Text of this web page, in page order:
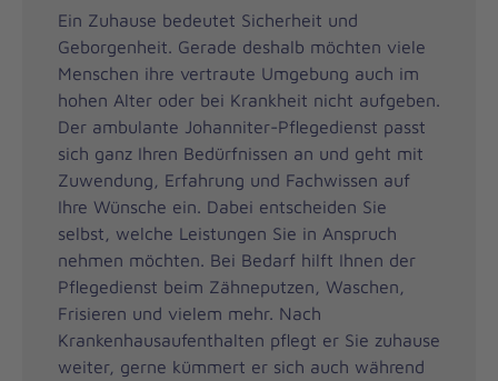
Ein Zuhause bedeutet Sicherheit und
Geborgenheit. Gerade deshalb möchten viele
Menschen ihre vertraute Umgebung auch im
hohen Alter oder bei Krankheit nicht aufgeben.
Der ambulante Johanniter-Pflegedienst passt
sich ganz Ihren Bedürfnissen an und geht mit
Zuwendung, Erfahrung und Fachwissen auf
Ihre Wünsche ein. Dabei entscheiden Sie
selbst, welche Leistungen Sie in Anspruch
nehmen möchten. Bei Bedarf hilft Ihnen der
Pflegedienst beim Zähneputzen, Waschen,
Frisieren und vielem mehr. Nach
Krankenhausaufenthalten pflegt er Sie zuhause
weiter, gerne kümmert er sich auch während